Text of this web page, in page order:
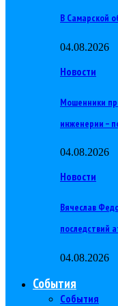
В Самарской
04.08.2026
Новости
Мошенники
инженерии –
04.08.2026
Новости
Вячеслав
последствий
04.08.2026
События
События